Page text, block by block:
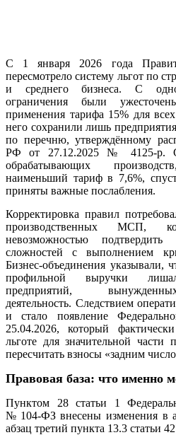
С 1 января 2026 года
пересмотрело систему льгот по
и среднего бизнеса. С
ограничения были
применения тарифа 15% для
него сохранили лишь
по перечню, утверждённому
РФ от 27.12.2025 № 4125-р.
обрабатывающих
наименьший тариф в 7,6%,
приняты важные послабления.
Корректировка правил
производственных МСП,
невозможностью
сложностей с выполнением
Бизнес-объединения указывали,
профильной выручки
предприятий,
деятельность. Следствием
и стало появление
25.04.2026, который
льготе для значительной части
пересчитать взносы «задним
Правовая база: что именно
Пунктом 28 статьи 1
№ 104-ФЗ внесены изменения в
абзац третий пункта 13.3 статьи